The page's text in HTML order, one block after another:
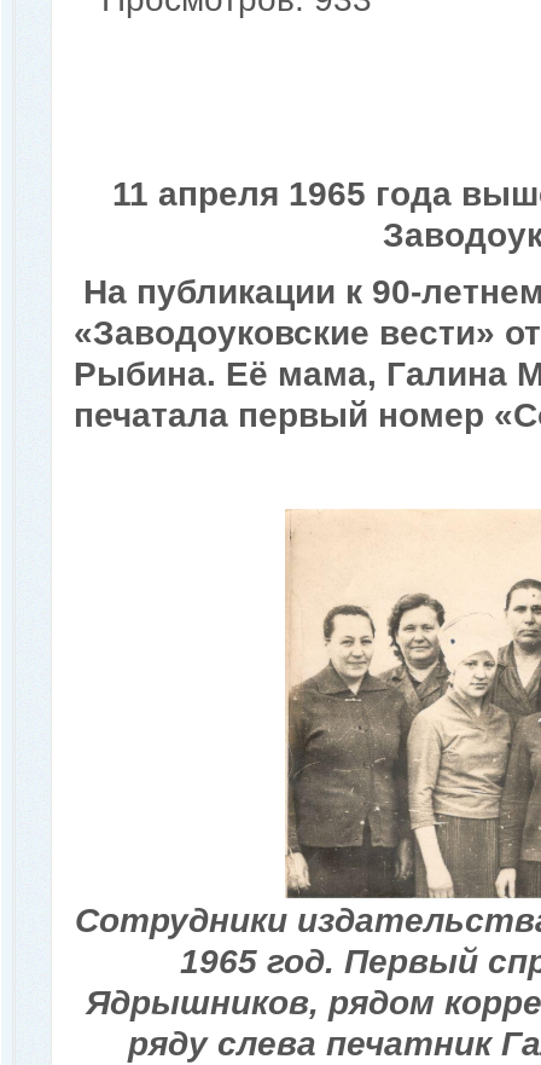
11 апреля 1965 года
На публикации к 90-
«Заводоуковские вести»
Рыбина. Её мама, Галина
печатала первый номер
Сотрудники
1965 год. Первый
Ядрышников, рядом
ряду слева печатник